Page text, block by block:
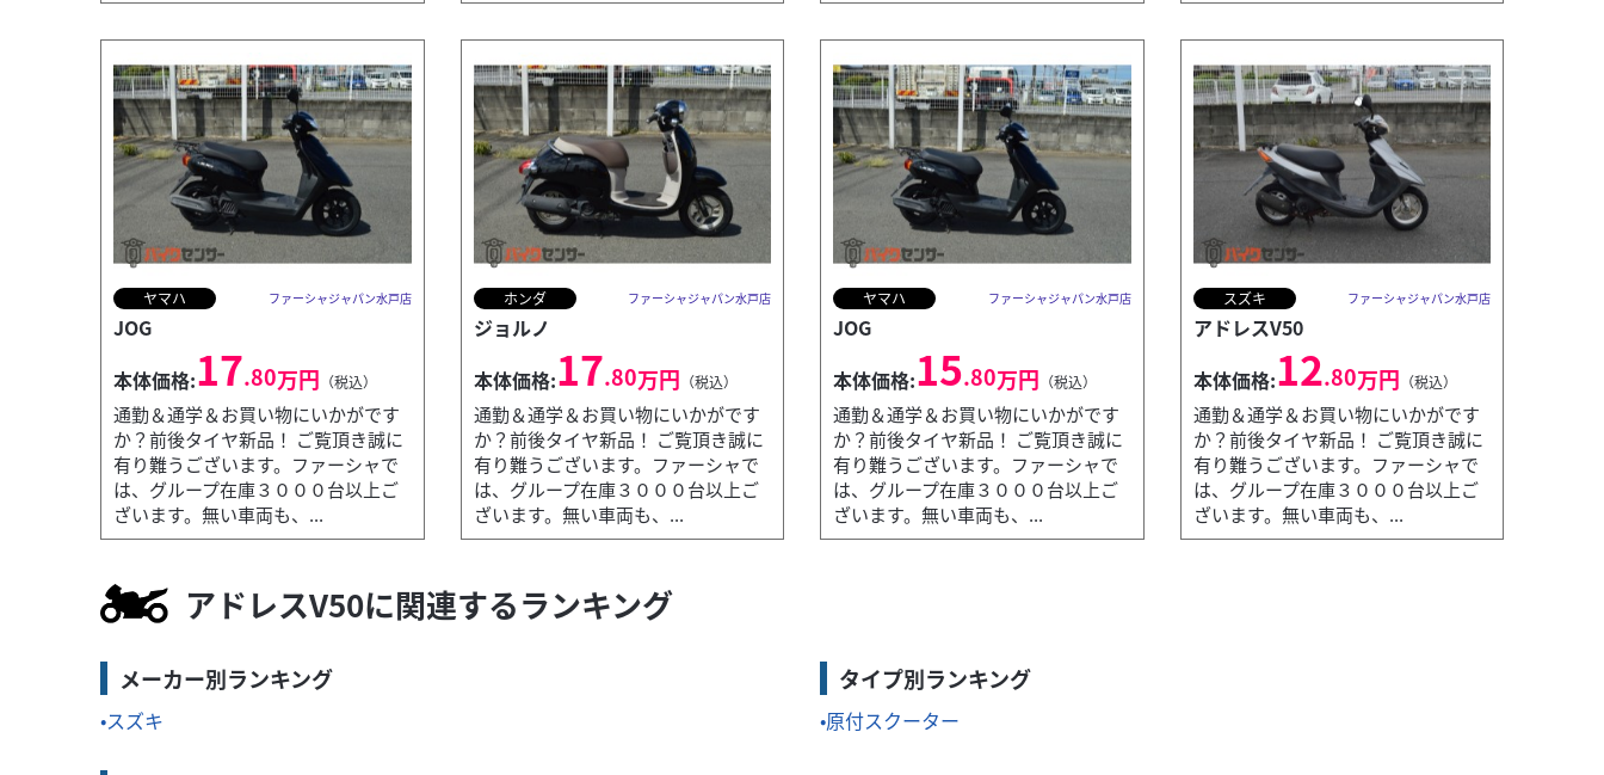
ファーシャジャパン水戸店 ホンダ ファーシャジャパン水戸店
本体価格:23.80万円（税込）
も、...
ヤマハ ファーシャジャパン水戸店
JOG
本体価格:17.80万円 （税込）
通勤＆通学＆お買い物にいかがです
か？前後タイヤ新品！ ご覧頂き誠に
有り難うございます。ファーシャで
は、グループ在庫３０００台以上ご
ざいます。無い車両も、...
ホンダ ファーシャジャパン水戸店
ジョルノ
本体価格:17.80万円 （税込）
通勤＆通学＆お買い物にいかがです
か？前後タイヤ新品！ ご覧頂き誠に
有り難うございます。ファーシャで
は、グループ在庫３０００台以上ご
ざいます。無い車両も、...
ヤマハ ファーシャジャパン水戸店
JOG
本体価格:15.80万円 （税込）
通勤＆通学＆お買い物にいかがです
か？前後タイヤ新品！ ご覧頂き誠に
有り難うございます。ファーシャで
は、グループ在庫３０００台以上ご
ざいます。無い車両も、...
スズキ ファーシャジャパン水戸店
アドレスV50
本体価格:12.80万円 （税込）
通勤＆通学＆お買い物にいかがです
か？前後タイヤ新品！ ご覧頂き誠に
有り難うございます。ファーシャで
は、グループ在庫３０００台以上ご
ざいます。無い車両も、...
アドレスV50に関連するランキング
メーカー別ランキング
スズキ
タイプ別ランキング
原付スクーター